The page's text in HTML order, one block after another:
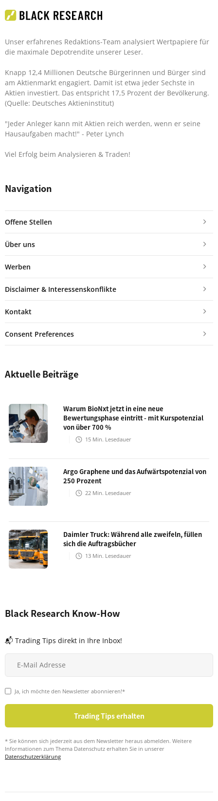
Unser erfahrenes Redaktions-Team analysiert Wertpapiere für
die maximale Depotrendite unserer Leser.
Knapp 12,4 Millionen Deutsche Bürgerinnen und Bürger sind
am Aktienmarkt engagiert. Damit ist etwa jeder Sechste in
Aktien investiert. Das entspricht 17,5 Prozent der Bevölkerung.
(Quelle: Deutsches Aktieninstitut)
"Jeder Anleger kann mit Aktien reich werden, wenn er seine
Hausaufgaben macht!" - Peter Lynch
Viel Erfolg beim Analysieren & Traden!
Navigation
Offene Stellen
Über uns
Werben
Disclaimer & Interessenskonflikte
Kontakt
Consent Preferences
Aktuelle Beiträge
Warum BioNxt jetzt in eine neue
Bewertungsphase eintritt - mit Kurspotenzial
von über 700 %
15 Min. Lesedauer
Argo Graphene und das Aufwärtspotenzial von
250 Prozent
22 Min. Lesedauer
Daimler Truck: Während alle zweifeln, füllen
sich die Auftragsbücher
13 Min. Lesedauer
Black Research Know-How
📬 Trading Tips direkt in Ihre Inbox!
Ja, ich möchte den Newsletter abonnieren!*
* Sie können sich jederzeit aus dem Newsletter heraus abmelden. Weitere
Informationen zum Thema Datenschutz erhalten Sie in unserer
Datenschutzerklärung